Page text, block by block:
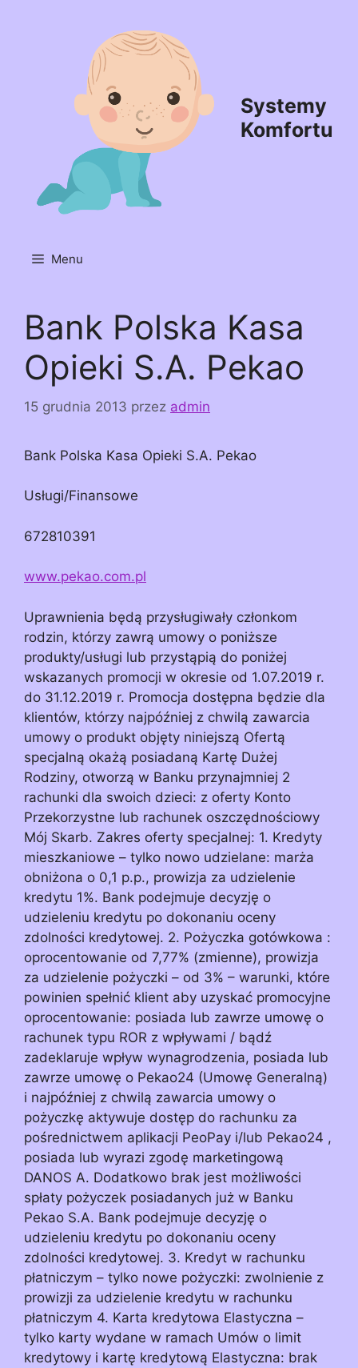
Systemy
Komfortu
Menu
Bank Polska Kasa
Opieki S.A. Pekao
15 grudnia 2013 przez admin
Bank Polska Kasa Opieki S.A. Pekao
Usługi/Finansowe
672810391
www.pekao.com.pl
Uprawnienia będą przysługiwały członkom
rodzin, którzy zawrą umowy o poniższe
produkty/usługi lub przystąpią do poniżej
wskazanych promocji w okresie od 1.07.2019 r.
do 31.12.2019 r. Promocja dostępna będzie dla
klientów, którzy najpóźniej z chwilą zawarcia
umowy o produkt objęty niniejszą Ofertą
specjalną okażą posiadaną Kartę Dużej
Rodziny, otworzą w Banku przynajmniej 2
rachunki dla swoich dzieci: z oferty Konto
Przekorzystne lub rachunek oszczędnościowy
Mój Skarb. Zakres oferty specjalnej: 1. Kredyty
mieszkaniowe – tylko nowo udzielane: marża
obniżona o 0,1 p.p., prowizja za udzielenie
kredytu 1%. Bank podejmuje decyzję o
udzieleniu kredytu po dokonaniu oceny
zdolności kredytowej. 2. Pożyczka gotówkowa :
oprocentowanie od 7,77% (zmienne), prowizja
za udzielenie pożyczki – od 3% – warunki, które
powinien spełnić klient aby uzyskać promocyjne
oprocentowanie: posiada lub zawrze umowę o
rachunek typu ROR z wpływami / bądź
zadeklaruje wpływ wynagrodzenia, posiada lub
zawrze umowę o Pekao24 (Umowę Generalną)
i najpóźniej z chwilą zawarcia umowy o
pożyczkę aktywuje dostęp do rachunku za
pośrednictwem aplikacji PeoPay i/lub Pekao24 ,
posiada lub wyrazi zgodę marketingową
DANOS A. Dodatkowo brak jest możliwości
spłaty pożyczek posiadanych już w Banku
Pekao S.A. Bank podejmuje decyzję o
udzieleniu kredytu po dokonaniu oceny
zdolności kredytowej. 3. Kredyt w rachunku
płatniczym – tylko nowe pożyczki: zwolnienie z
prowizji za udzielenie kredytu w rachunku
płatniczym 4. Karta kredytowa Elastyczna –
tylko karty wydane w ramach Umów o limit
kredytowy i kartę kredytową Elastyczna: brak